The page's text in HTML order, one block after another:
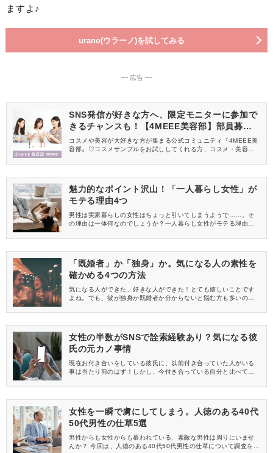
ますよ♪
urano(ウラーノ)を試してみる
― 広告 ―
SNS発信が好きな方へ、限定モニターに参加で
きるチャンスも！【4MEEE美容部】部員募集
中
コスメや美容が大好きな方が集まる公式コミュニティ『4MEEE美
容部』♡コスメサンプルをお試ししてくれる方、コスメ・美容情報
魅力的なポイント沢山！「一人暮らし女性」が
モテる理由4つ
男性は実家暮らしの女性はちょっと引いてしまうようで……。そ
の理由は一体何なのでしょうか？一人暮らし女性がモテる理由と
性は一人暮らししてみるのもいいかも♪
「既婚者」か「独身」か。気になる人の素性を
確かめる4つの方法
気になる人ができた、好きな人ができた！とても嬉しいことです
よね。でも、彼が独身か既婚者か分からないと悩む方も多いので
まとめてみました。お悩みの方はぜひ試してみて下さいね。
女性の半数がSNSで詮索経験あり？気になる彼
氏の元カノ事情
現在お付き合いをしている彼氏に、以前付き合っていた人がいる
事は当たり前のはず！しかし、今付き合っている自分と比べて、
と多くの女性が気になるのが事実。そしてSNSを使えばそれらの
した。
女性を一瞬で虜にしてしまう。人徳のある40代
50代男性の仕草5選
男性からも女性からも慕われている、素敵な男性は周りにいませ
んか？ 今回は、人徳のある40代50代男性の仕草について調査をし